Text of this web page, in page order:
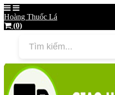
Hoàng Thuốc Lá
(0)